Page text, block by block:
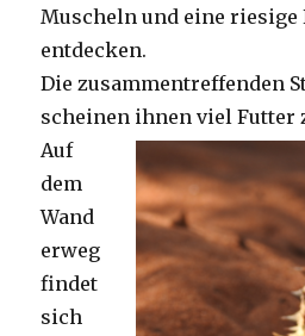
Muscheln und eine
entdecken.
Die zusammentreffenden
scheinen ihnen viel Futter
Auf
dem
Wand
erweg
findet
sich